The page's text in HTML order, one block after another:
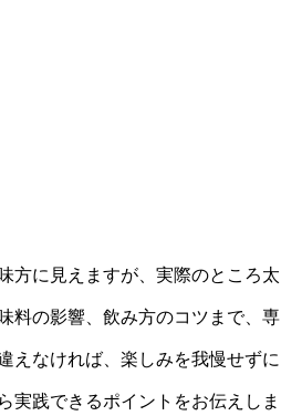
方に見えますが、実際のところ太
料の影響、飲み方のコツまで、専
えなければ、楽しみを我慢せずに
実践できるポイントをお伝えしま